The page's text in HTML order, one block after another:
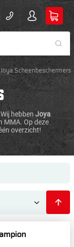
Joya Scheenbeschermers
hebben Joya
MMA. Op deze
overzicht!